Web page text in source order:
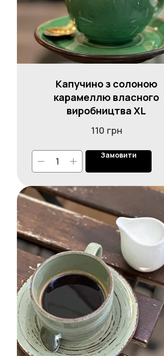
Капучино з солоною
карамеллю власного
виробництва XL
110 грн
Замовити